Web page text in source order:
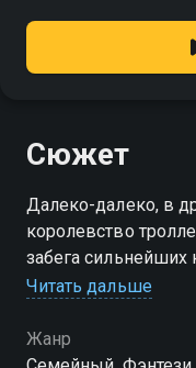
Сюжет
Далеко-далеко, в
королевство
забега сильнейших
обратился в
Читать дальше
Жанр